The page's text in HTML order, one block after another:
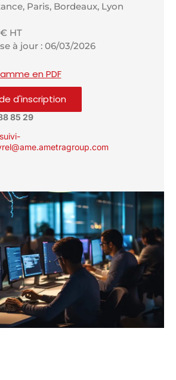
Paris, Bordeaux, Lyon
HT
à jour : 06/03/2026
en PDF
d'inscription
85 29
suivi-